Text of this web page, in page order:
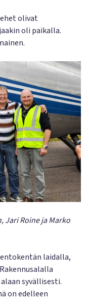
olivat
oli paikalla.
Jari Roine ja Marko
laidalla,
syvällisesti.
on edelleen